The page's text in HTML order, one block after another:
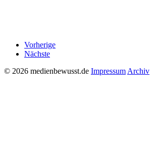
YouTube-Kanal erlauben?
Lernen
Bilinguale Kindersendungen
Sprachen lernen mit Apps
Steigert Vorlesen die
Vorherige
Nächste
© 2026 medienbewusst.de Impressum Archiv